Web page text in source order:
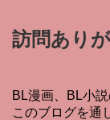
訪問あり
BL漫画、BL小
このブログを通